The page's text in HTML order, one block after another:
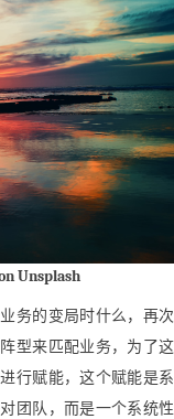
Unsplash
务的变局时什么，再次
型来匹配业务，为了这
行赋能，这个赋能是系
团队，而是一个系统性